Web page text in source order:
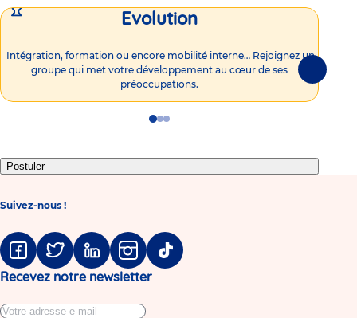
Evolution
Intégration, formation ou encore mobilité interne… Rejoignez un
groupe qui met votre développement au cœur de ses
préoccupations.
Go
1
Go
2
Go
3
Postuler
Suivez-nous !
FacebookTwitter LinkedinInstagramTiktok
Recevez notre newsletter